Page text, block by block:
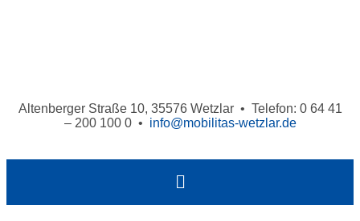
Altenberger Straße 10, 35576 Wetzlar • Telefon: 0 64 41
– 200 100 0 • info@mobilitas-wetzlar.de